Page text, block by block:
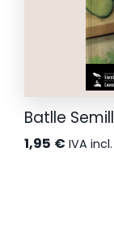
Batlle
1,95 € IVA incl.